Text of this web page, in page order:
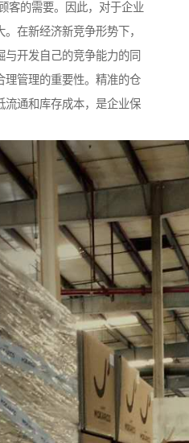
客的需要。因此，对于企业
在新经济新竞争形势下，
开发自己的竞争能力的同
理管理的重要性。精准的仓
流通和库存成本，是企业保